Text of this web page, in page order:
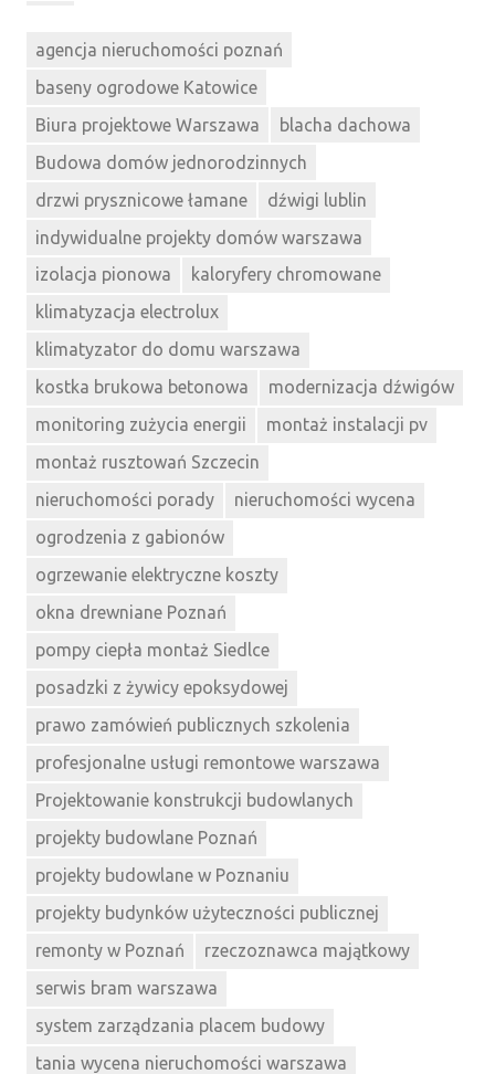
agencja nieruchomości poznań
baseny ogrodowe Katowice
Biura projektowe Warszawa
blacha dachowa
Budowa domów jednorodzinnych
drzwi prysznicowe łamane
dźwigi lublin
indywidualne projekty domów warszawa
izolacja pionowa
kaloryfery chromowane
klimatyzacja electrolux
klimatyzator do domu warszawa
kostka brukowa betonowa
modernizacja dźwigów
monitoring zużycia energii
montaż instalacji pv
montaż rusztowań Szczecin
nieruchomości porady
nieruchomości wycena
ogrodzenia z gabionów
ogrzewanie elektryczne koszty
okna drewniane Poznań
pompy ciepła montaż Siedlce
posadzki z żywicy epoksydowej
prawo zamówień publicznych szkolenia
profesjonalne usługi remontowe warszawa
Projektowanie konstrukcji budowlanych
projekty budowlane Poznań
projekty budowlane w Poznaniu
projekty budynków użyteczności publicznej
remonty w Poznań
rzeczoznawca majątkowy
serwis bram warszawa
system zarządzania placem budowy
tania wycena nieruchomości warszawa